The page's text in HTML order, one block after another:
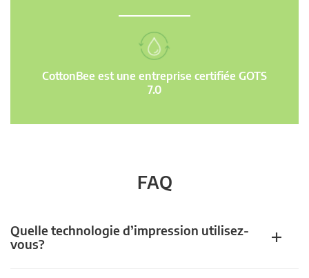
CottonBee est une entreprise certifiée GOTS
7.0
FAQ
Quelle technologie d’impression utilisez-
vous?